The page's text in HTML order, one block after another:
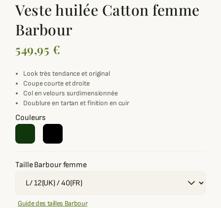
Veste huilée Catton femme
Barbour
549,95 €
Look très tendance et original
Coupe courte et droite
Col en velours surdimensionnée
Doublure en tartan et finition en cuir
Couleurs
Taille Barbour femme
Guide des tailles Barbour